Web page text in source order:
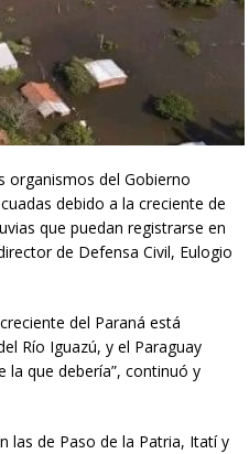
organismos del Gobierno
debido a la creciente de
que puedan registrarse en
de Defensa Civil, Eulogio
del Paraná está
Río Iguazú, y el Paraguay
la que debería”, continuó y
las de Paso de la Patria, Itatí y